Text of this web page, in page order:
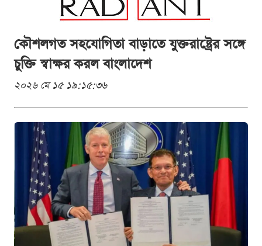
কৌশলগত সহযোগিতা বাড়াতে যুক্তরাষ্ট্রের সঙ্গে
চুক্তি স্বাক্ষর করল বাংলাদেশ
২০২৬ মে ১৫ ১৯:১৫:৩৬